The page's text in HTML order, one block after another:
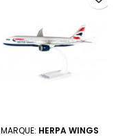
MARQUE: HERPA WINGS